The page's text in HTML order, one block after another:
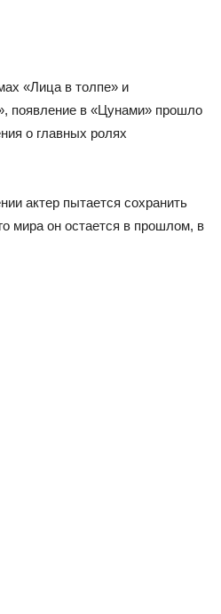
«Лица в толпе» и
появление в «Цунами» прошло
о главных ролях
актер пытается сохранить
мира он остается в прошлом, в